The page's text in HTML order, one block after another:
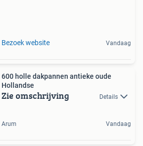
Bezoek website Vandaag
600 holle dakpannen antieke oude
Hollandse
Zie omschrijving Details
Arum Vandaag